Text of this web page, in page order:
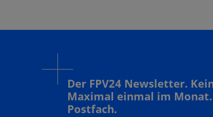
Der FPV24 Newsletter.
Maximal einmal im
Postfach.